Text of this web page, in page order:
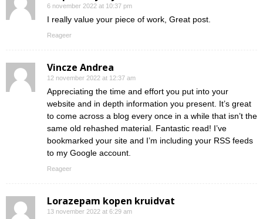
6 november 2022 at 10:37 pm
I really value your piece of work, Great post.
Reageer
Vincze Andrea
12 november 2022 at 12:37 am
Appreciating the time and effort you put into your
website and in depth information you present. It’s great
to come across a blog every once in a while that isn’t the
same old rehashed material. Fantastic read! I’ve
bookmarked your site and I’m including your RSS feeds
to my Google account.
Reageer
Lorazepam kopen kruidvat
13 november 2022 at 6:29 am